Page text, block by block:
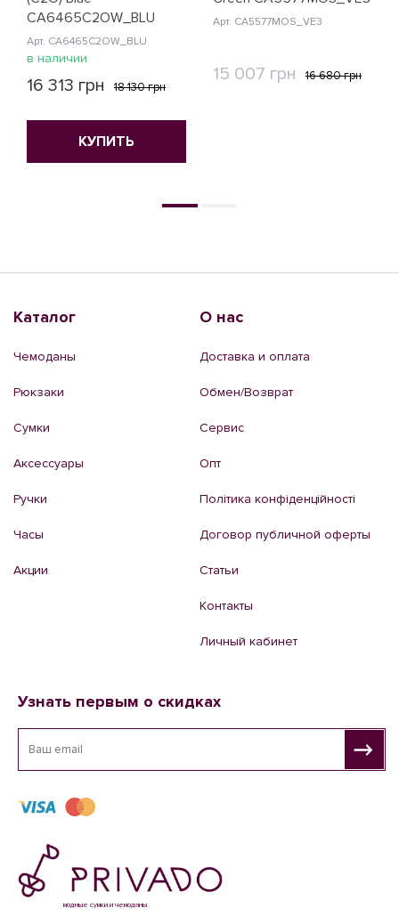
CA6465C2OW_BLU
Арт. CA6465C2OW_BLU
в наличии
16 313 грн 18 130 грн
КУПИТЬ
Арт. CA5577MOS_VE3
15 007 грн 16 680 грн
Каталог
Чемоданы
Рюкзаки
Сумки
Аксессуары
Ручки
Часы
Акции
О нас
Доставка и оплата
Обмен/Возврат
Сервис
Опт
Політика конфіденційності
Договор публичной оферты
Статьи
Контакты
Личный кабинет
Узнать первым о скидках
модные сумки и чемоданы